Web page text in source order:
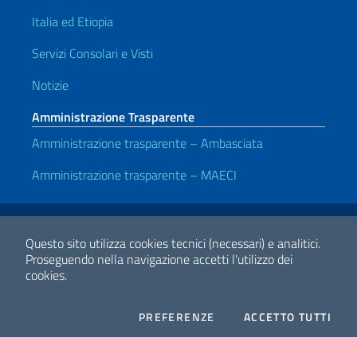
Questo sito utilizza cookies tecnici (necessari) e analitici.
Proseguendo nella navigazione accetti l'utilizzo dei
cookies.
PREFERENZE COOKIESACCETTO TUTTI
Italia ed Etiopia
Servizi Consolari e Visti
Notizie
Amministrazione Trasparente
Amministrazione trasparente – Ambasciata
Amministrazione trasparente – MAECI
Link Utili